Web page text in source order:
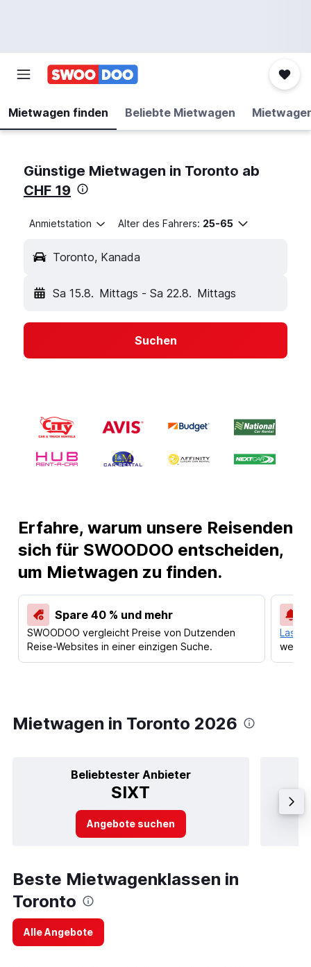
Mietwagen finden Beliebte Mietwagen
Günstige Mietwagen in Toronto ab
CHF 19
Anmietstation Alter des Fahrers: 25-65
Toronto, Kanada
Sa 15.8. Mittags - Sa 22.8. Mittags
Suchen
Erfahre, warum unsere Reisenden
sich für SWOODOO entscheiden,
um Mietwagen zu finden.
Spare 40 % und mehr
SWOODOO vergleicht Preise von Dutzenden
Reise-Websites in einer einzigen Suche.
Lass
Mietwagen in Toronto 2026
Beliebtester Anbieter
SIXT
Angebote suchen
Beste Mietwagenklassen in
Toronto
Alle Angebote